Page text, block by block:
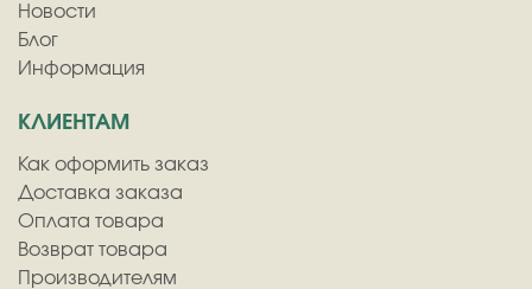
Новости
Блог
Информация
КЛИЕНТАМ
Как оформить заказ
Доставка заказа
Оплата товара
Возврат товара
Производителям